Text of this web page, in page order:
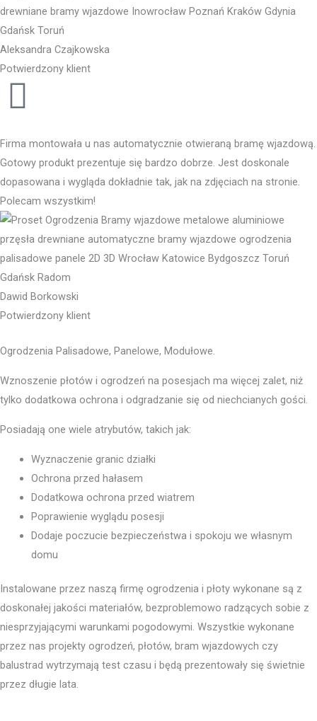
Aleksandra Czajkowska
Potwierdzony klient
Firma montowała u nas automatycznie otwieraną bramę wjazdową.
Gotowy produkt prezentuje się bardzo dobrze. Jest doskonale
dopasowana i wygląda dokładnie tak, jak na zdjęciach na stronie.
Polecam wszystkim!
Dawid Borkowski
Potwierdzony klient
Ogrodzenia Palisadowe, Panelowe, Modułowe.
Wznoszenie płotów i ogrodzeń na posesjach ma więcej zalet, niż
tylko dodatkowa ochrona i odgradzanie się od niechcianych gości.
Posiadają one wiele atrybutów, takich jak:
Wyznaczenie granic działki
Ochrona przed hałasem
Dodatkowa ochrona przed wiatrem
Poprawienie wyglądu posesji
Dodaje poczucie bezpieczeństwa i spokoju we własnym
domu
Instalowane przez naszą firmę ogrodzenia i płoty wykonane są z
doskonałej jakości materiałów, bezproblemowo radzących sobie z
niesprzyjającymi warunkami pogodowymi. Wszystkie wykonane
przez nas projekty ogrodzeń, płotów, bram wjazdowych czy
balustrad wytrzymają test czasu i będą prezentowały się świetnie
przez długie lata.